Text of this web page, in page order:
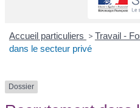
Accueil particuliers > Travail -
dans le secteur privé
Dossier